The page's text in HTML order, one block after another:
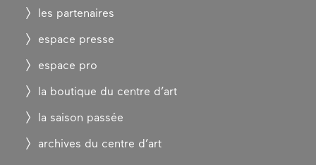
les partenaires
espace presse
espace pro
la boutique du centre d’art
la saison passée
archives du centre d’art